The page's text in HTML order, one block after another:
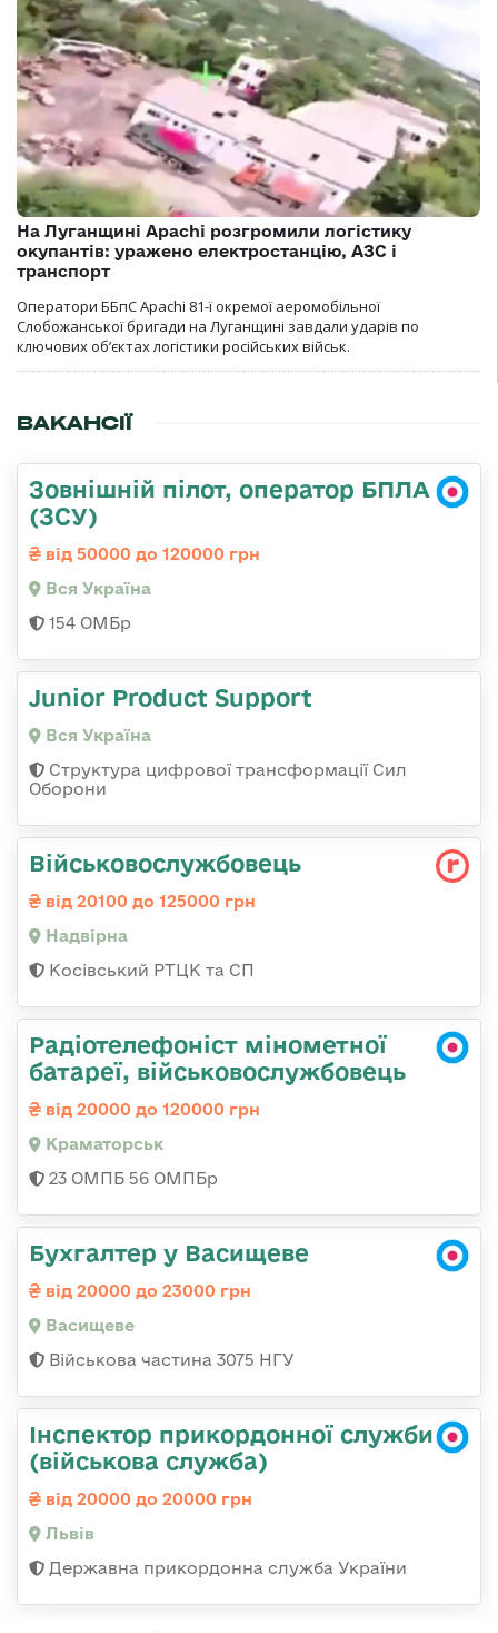
На Луганщині Apachi розгромили логістику
окупантів: уражено електростанцію, АЗС і
транспорт
Оператори ББпС Apachi 81-ї окремої аеромобільної
Слобожанської бригади на Луганщині завдали ударів по
ключових об’єктах логістики російських військ.
ВАКАНСІЇ
Зовнішній пілот, оператор БПЛА
(ЗСУ)
від 50000 до 120000 грн
Вся Україна
154 ОМБр
Junior Product Support
Вся Україна
Структура цифрової трансформації Сил
Оборони
Військовослужбовець
від 20100 до 125000 грн
Надвірна
Косівський РТЦК та СП
Радіотелефоніст мінометної
батареї, військовослужбовець
від 20000 до 120000 грн
Краматорськ
23 ОМПБ 56 ОМПБр
Бухгалтер у Васищеве
від 20000 до 23000 грн
Васищеве
Військова частина 3075 НГУ
Інспектор прикордонної служби
(військова служба)
від 20000 до 20000 грн
Львів
Державна прикордонна служба України